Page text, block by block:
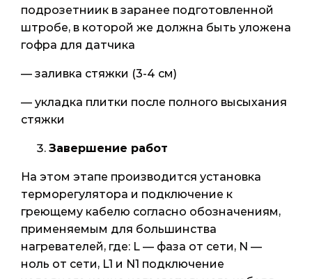
подрозетниик в заранее подготовленной
штробе, в которой же должна быть уложена
гофра для датчика
— заливка стяжки (3-4 см)
— укладка плитки после полного высыхания
стяжки
Завершение работ
На этом этапе производится установка
терморегулятора и подключение к
греющему кабелю согласно обозначениям,
применяемым для большинства
нагревателей, где: L — фаза от сети, N —
ноль от сети, L1 и N1 подключение